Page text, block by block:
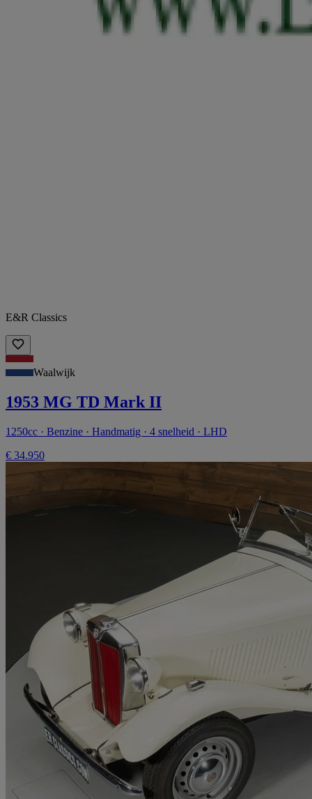
E&R Classics
Waalwijk
1953 MG TD Mark II
1250cc · Benzine · Handmatig · 4 snelheid · LHD
€ 34.950